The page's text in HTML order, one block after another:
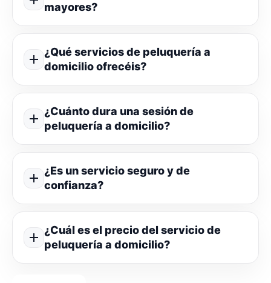
mayores?
¿Qué servicios de peluquería a
domicilio ofrecéis?
¿Cuánto dura una sesión de
peluquería a domicilio?
¿Es un servicio seguro y de
confianza?
¿Cuál es el precio del servicio de
peluquería a domicilio?